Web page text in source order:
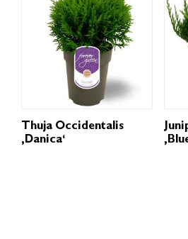
Thuja Occidentalis
‚Danica‘